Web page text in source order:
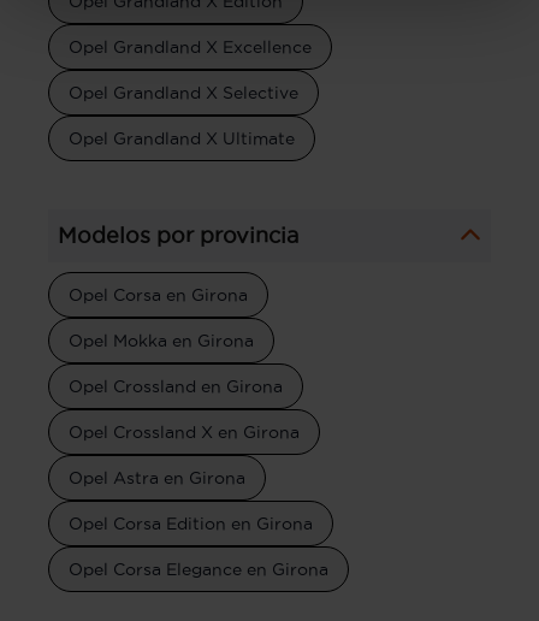
Opel Grandland X Excellence
Opel Grandland X Selective
Opel Grandland X Ultimate
Modelos por provincia
Opel Corsa en Girona
Opel Mokka en Girona
Opel Crossland en Girona
Opel Crossland X en Girona
Opel Astra en Girona
Opel Corsa Edition en Girona
Opel Corsa Elegance en Girona